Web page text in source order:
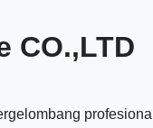
CO.,LTD